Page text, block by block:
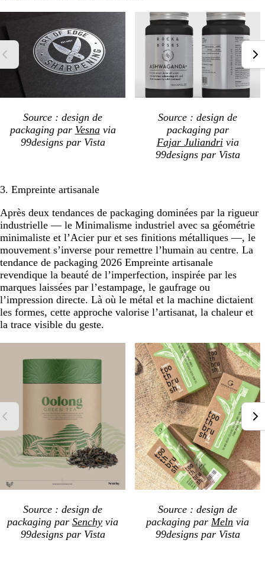
Source : design de
packaging par Vesnavia
99designs par Vista
Source : design de
packaging par
Fajar Juliandrivia
99designs par Vista
3. Empreinte artisanale
Après deux tendances de packaging dominées par la rigueur
industrielle — le Minimalisme industriel avec sa géométrie
minimaliste et l’Acier pur et ses finitions métalliques —, le
mouvement s’inverse pour remettre l’humain au centre. La
tendance de packaging 2026 Empreinte artisanale
revendique la beauté de l’imperfection, inspirée par les
marques laissées par l’estampage, le gaufrage ou
l’impression directe. Là où le métal et la machine dictaient
les formes, cette approche valorise l’artisanat, la chaleur et
la trace visible du geste.
Source : design de
packaging par Senchy via
99designs par Vista
Source : design de
packaging par Meln via
99designs par Vista